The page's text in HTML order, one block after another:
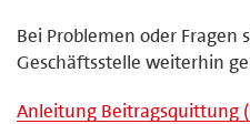
Bei Problemen oder Fragen
Geschäftsstelle weiterhin
Anleitung Beitragsquittung